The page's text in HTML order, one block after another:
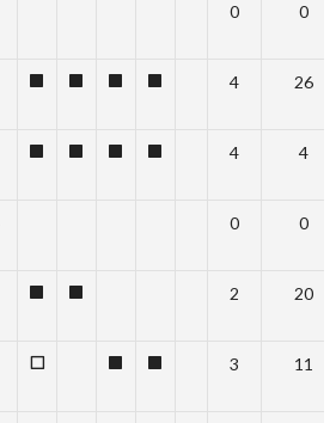
0 0
4 26
4 4
0 0
2 20
0 3 11